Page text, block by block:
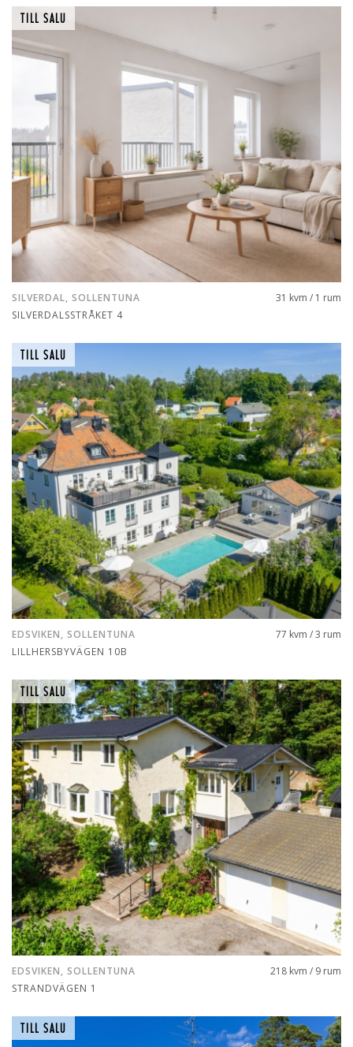
TILL SALU
SILVERDAL, SOLLENTUNA
SILVERDALSSTRÅKET 4
31 kvm / 1 rum
TILL SALU
EDSVIKEN, SOLLENTUNA
LILLHERSBYVÄGEN 10B
77 kvm / 3 rum
TILL SALU
EDSVIKEN, SOLLENTUNA
STRANDVÄGEN 1
218 kvm / 9 rum
TILL SALU